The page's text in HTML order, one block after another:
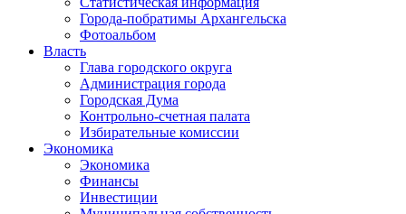
Города-побратимы Архангельска
Фотоальбом
Власть
Глава городского округа
Администрация города
Городская Дума
Контрольно-счетная палата
Избирательные комиссии
Экономика
Экономика
Финансы
Инвестиции